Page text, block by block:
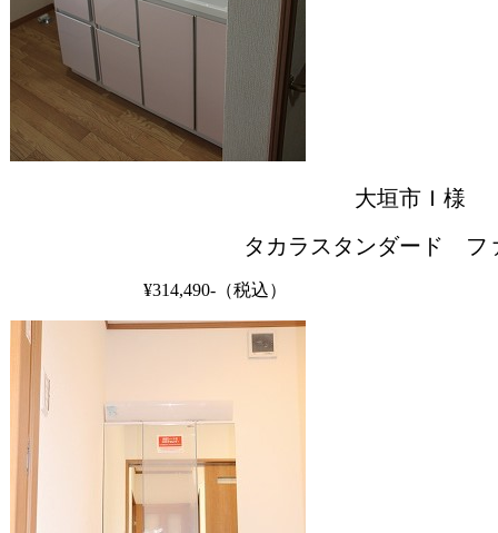
大垣市Ｉ様
タカラスタンダード フ
¥314,490-（税込）